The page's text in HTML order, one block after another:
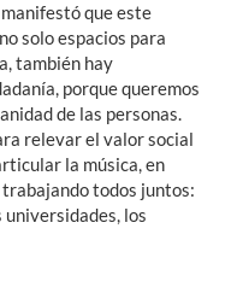
que este
solo espacios para
también hay
porque queremos
de las personas.
relevar el valor social
la música, en
todos juntos:
universidades, los